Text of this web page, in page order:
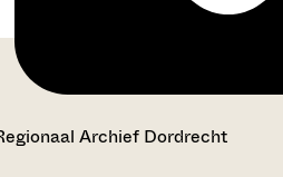
Archief Dordrecht